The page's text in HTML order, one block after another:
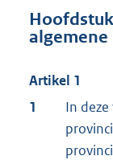
Artikel 1
1
In